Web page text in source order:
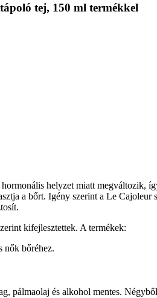
tej, 150 ml termékkel
helyzet miatt megváltozik,
a bőrt. Igény szerint a Le
kifejlesztettek. A termékek:
nők bőréhez.
és alkohol mentes.